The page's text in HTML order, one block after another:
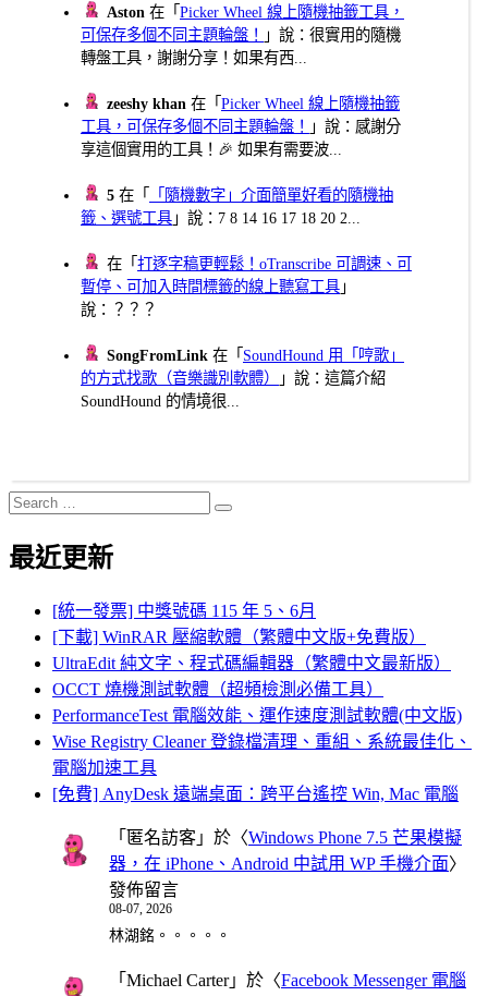
Aston 在「Picker Wheel 線上隨機抽籤工具，
可保存多個不同主題輪盤！
」說：很實用的隨機
轉盤工具，謝謝分享！如果有西...
zeeshy khan 在「Picker Wheel 線上隨機抽籤
工具，可保存多個不同主題輪盤！
」說：感謝分
享這個實用的工具！🎉 如果有需要波...
5 在「
「隨機數字」介面簡單好看的隨機抽
籤、選號工具 」說：7 8 14 16 17 18 20 2...
在「打逐字稿更輕鬆！oTranscribe 可調速、可
暫停、可加入時間標籤的線上聽寫工具 」
說：？？？
SongFromLink 在「 SoundHound 用「哼歌」
的方式找歌（音樂識別軟體）
」說：這篇介紹
SoundHound 的情境很...
Search
for:
Search
最近更新
[統一發票] 中獎號碼 115 年 5、6月
[下載] WinRAR 壓縮軟體（繁體中文版+免費版）
UltraEdit 純文字、程式碼編輯器（繁體中文最新版）
OCCT 燒機測試軟體（超頻檢測必備工具）
PerformanceTest 電腦效能、運作速度測試軟體(中文版)
Wise Registry Cleaner 登錄檔清理、重組、系統最佳化、
電腦加速工具
[免費] AnyDesk 遠端桌面：跨平台遙控 Win, Mac 電腦
「 匿名訪客 」於〈Windows Phone 7.5 芒果模擬
器，在 iPhone、Android 中試用 WP 手機介面〉
發佈留言
08-07, 2026
林湖銘。。。。。
「 Michael Carter」於〈Facebook Messenger 電腦